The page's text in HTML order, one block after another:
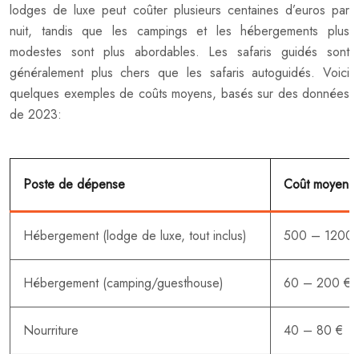
lodges de luxe peut coûter plusieurs centaines d’euros par
nuit, tandis que les campings et les hébergements plus
modestes sont plus abordables. Les safaris guidés sont
généralement plus chers que les safaris autoguidés. Voici
quelques exemples de coûts moyens, basés sur des données
de 2023:
Poste de dépense Coût moyen
Hébergement (lodge de luxe, tout inclus) 500 – 1200
Hébergement (camping/guesthouse) 60 – 200 €
Nourriture 40 – 80 €